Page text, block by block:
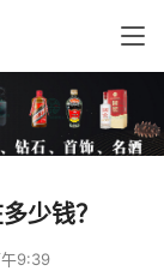
少钱？
9:39